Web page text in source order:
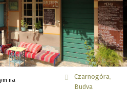
Czarnogóra
Budva
na